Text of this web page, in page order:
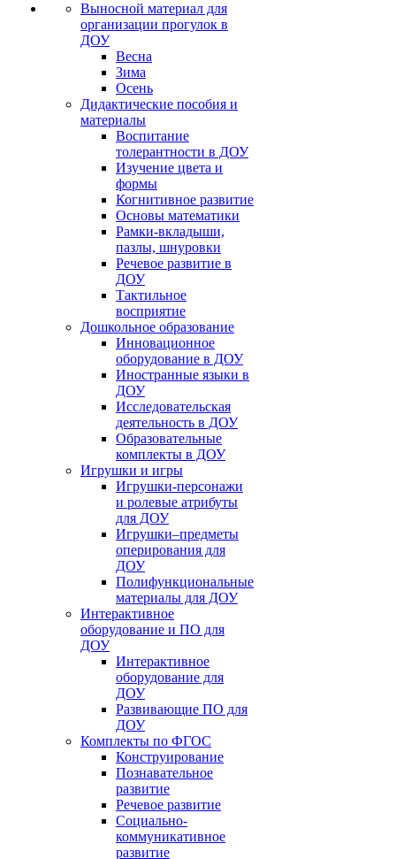
Выносной материал для
организации прогулок в
ДОУ
Весна
Зима
Осень
Дидактические пособия и
материалы
Воспитание
толерантности в ДОУ
Изучение цвета и
формы
Когнитивное развитие
Основы математики
Рамки-вкладыши,
пазлы, шнуровки
Речевое развитие в
ДОУ
Тактильное
восприятие
Дошкольное образование
Инновационное
оборудование в ДОУ
Иностранные языки в
ДОУ
Исследовательская
деятельность в ДОУ
Образовательные
комплекты в ДОУ
Игрушки и игры
Игрушки-персонажи
и ролевые атрибуты
для ДОУ
Игрушки–предметы
оперирования для
ДОУ
Полифункциональные
материалы для ДОУ
Интерактивное
оборудование и ПО для
ДОУ
Интерактивное
оборудование для
ДОУ
Развивающие ПО для
ДОУ
Комплекты по ФГОС
Конструирование
Познавательное
развитие
Речевое развитие
Социально-
коммуникативное
развитие